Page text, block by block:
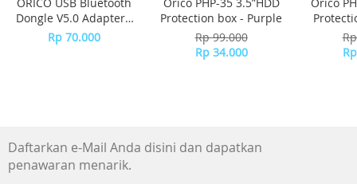
Dongle V5.0 Adapter -
BTA-508 - WHITE
Rp 70.000
Protection box - Purple
Rp 99.000
Rp 34.000
Daftarkan e-Mail Anda disini dan dapatkan
penawaran menarik.